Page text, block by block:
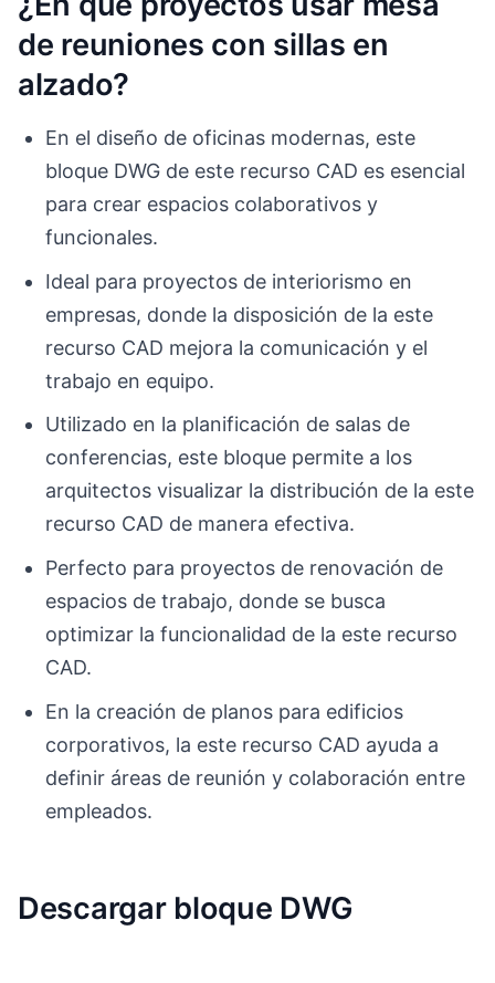
de reuniones con sillas en
alzado?
En el diseño de oficinas modernas, este
bloque DWG de este recurso CAD es esencial
para crear espacios colaborativos y
funcionales.
Ideal para proyectos de interiorismo en
empresas, donde la disposición de la este
recurso CAD mejora la comunicación y el
trabajo en equipo.
Utilizado en la planificación de salas de
conferencias, este bloque permite a los
arquitectos visualizar la distribución de la este
recurso CAD de manera efectiva.
Perfecto para proyectos de renovación de
espacios de trabajo, donde se busca
optimizar la funcionalidad de la este recurso
CAD.
En la creación de planos para edificios
corporativos, la este recurso CAD ayuda a
definir áreas de reunión y colaboración entre
empleados.
Descargar bloque DWG